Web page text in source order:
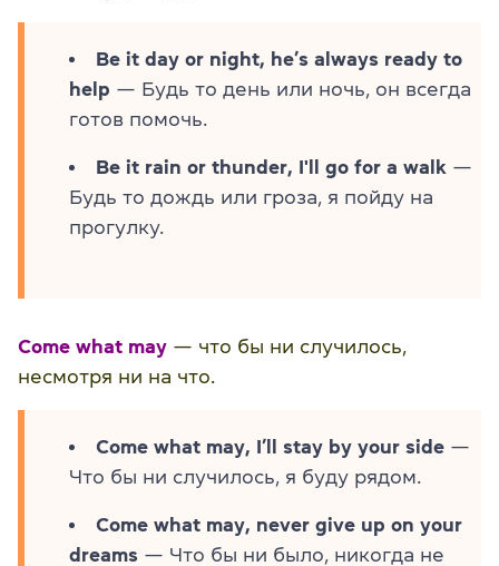
Be it day or night, he’s always ready to
help — Будь то день или ночь, он всегда
готов помочь.
Be it rain or thunder, I'll go for a walk —
Будь то дождь или гроза, я пойду на
прогулку.
Come what may — что бы ни случилось,
несмотря ни на что.
Come what may, I’ll stay by your side —
Что бы ни случилось, я буду рядом.
Come what may, never give up on your
dreams — Что бы ни было, никогда не